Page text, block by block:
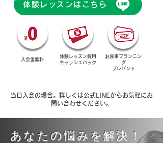
体験レッスンはこちら
入会金​無料
体験レッスン費用
キャッシュバック
お食事プランニン
グ
​プレゼント
当日入会の場合。詳しくは公式LINEからお気軽にお
問い合わせください。
あなたの悩みを解決！